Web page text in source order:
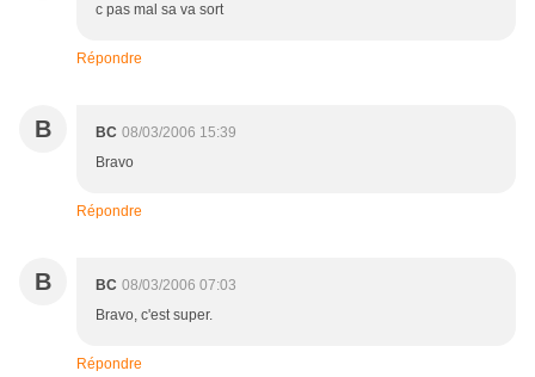
c pas mal sa va sort
Répondre
B BC 08/03/2006 15:39
Bravo
Répondre
B BC 08/03/2006 07:03
Bravo, c'est super.
Répondre